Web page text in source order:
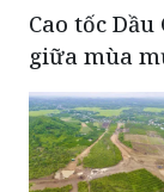
Cao tốc
giữa mùa